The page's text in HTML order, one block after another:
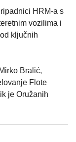
HRM-a s
vozilima i
ključnih
Bralić,
Flote
je Oružanih